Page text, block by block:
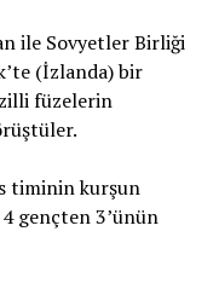
ile Sovyetler Birliği
(İzlanda) bir
füzelerin
timinin kurşun
gençten 3’ünün